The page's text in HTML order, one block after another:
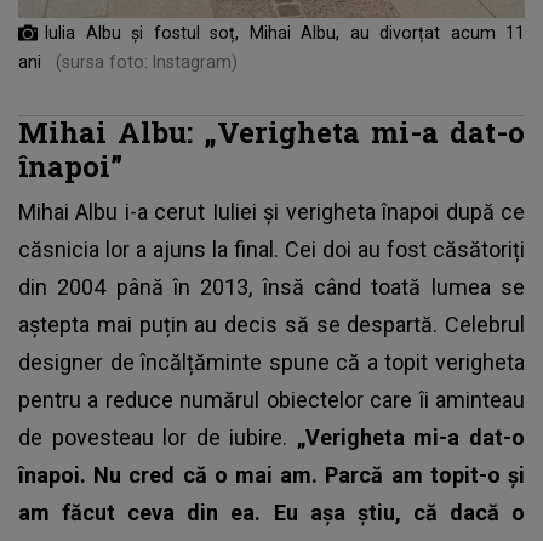
Iulia Albu și fostul soț, Mihai Albu, au divorțat acum 11
ani
(sursa foto: Instagram)
Mihai Albu: „Verigheta mi-a dat-o
înapoi”
Mihai Albu i-a cerut Iuliei și verigheta înapoi după ce
căsnicia lor a ajuns la final. Cei doi au fost căsătoriți
din 2004 până în 2013, însă când toată lumea se
aștepta mai puțin au decis să se despartă. Celebrul
designer de încălțăminte spune că a topit verigheta
pentru a reduce numărul obiectelor care îi aminteau
de povesteau lor de iubire. „Verigheta mi-a dat-o
înapoi. Nu cred că o mai am. Parcă am topit-o și
am făcut ceva din ea. Eu așa știu, că dacă o